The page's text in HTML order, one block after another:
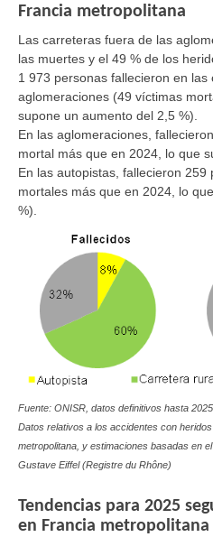
Francia metropolitana
Las carreteras fuera de las
las muertes y el 49 % de los
1 973 personas fallecieron en
aglomeraciones (49 víctimas
supone un aumento del 2,5 %).
En las aglomeraciones,
mortal más que en 2024, lo que
En las autopistas, fallecieron
mortales más que en 2024, lo
%).
Fuente: ONISR, datos definitivos hasta 2025
Datos relativos a los accidentes con
metropolitana, y estimaciones basadas en
Gustave Eiffel (Registre du Rhône)
Tendencias para 2025
en Francia metropolitana